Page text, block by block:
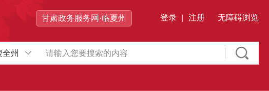
甘肃政务服务网·临夏州 登录 | 注册 无障碍浏览
全州